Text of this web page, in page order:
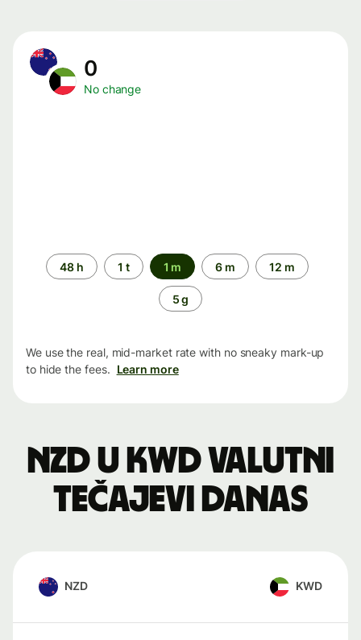
0
No change
Time
period
48 h 1 t 1 m 6 m 12 m
5 g
We use the real, mid-market rate with no sneaky mark-up
to hide the fees. Learn more
NZD u KWD valutni
tečajevi danas
NZD KWD